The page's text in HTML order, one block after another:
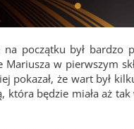
na początku był
w pierwszym
pokazał, że wart był
będzie miała aż